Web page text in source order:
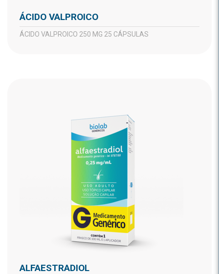
ÁCIDO VALPROICO
ÁCIDO VALPROICO 250 MG 25 CÁPSULAS
ALFAESTRADIOL